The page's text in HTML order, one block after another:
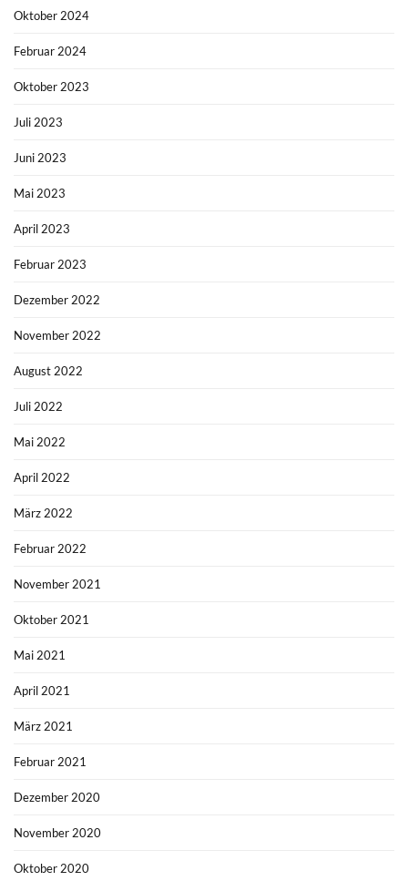
Oktober 2024
Februar 2024
Oktober 2023
Juli 2023
Juni 2023
Mai 2023
April 2023
Februar 2023
Dezember 2022
November 2022
August 2022
Juli 2022
Mai 2022
April 2022
März 2022
Februar 2022
November 2021
Oktober 2021
Mai 2021
April 2021
März 2021
Februar 2021
Dezember 2020
November 2020
Oktober 2020